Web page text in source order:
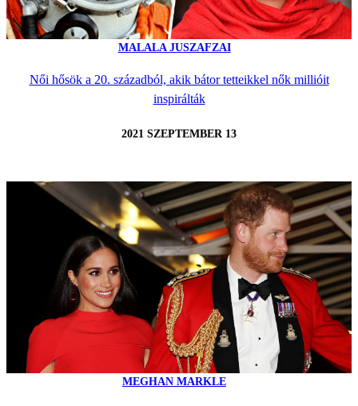
MALALA JUSZAFZAI
Női hősök a 20. századból, akik bátor tetteikkel nők millióit
inspirálták
2021 SZEPTEMBER 13
MEGHAN MARKLE